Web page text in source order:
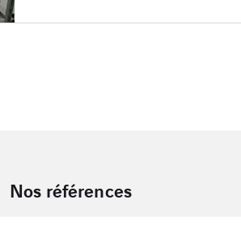
Nos références